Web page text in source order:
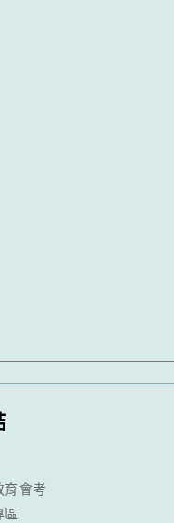
育會考
區